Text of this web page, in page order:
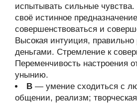
испытывать сильные
своё истинное
совершенствоваться и
Высокая интуиция, правильно
деньгами. Стремление к
Переменчивость настроения
унынию.
В — умение сходиться с
общении, реализм;